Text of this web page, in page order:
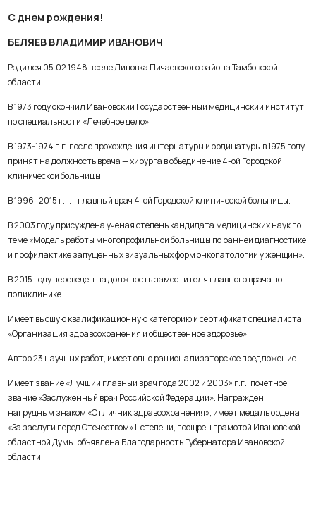
С днем рождения!
БЕЛЯЕВ ВЛАДИМИР ИВАНОВИЧ
Родился 05.02.1948 в селе Липовка Пичаевского района Тамбовской
области.
В 1973 году окончил Ивановский Государственный медицинский институт
по специальности «Лечебное дело».
В 1973-1974 г.г. после прохождения интернатуры и ординатуры в 1975 году
принят на должность врача — хирурга в объединение 4-ой Городской
клинической больницы.
В 1996 -2015 г.г. - главный врач 4-ой Городской клинической больницы.
В 2003 году присуждена ученая степень кандидата медицинских наук по
теме «Модель работы многопрофильной больницы по ранней диагностике
и профилактике запущенных визуальных форм онкопатологии у женщин».
В 2015 году переведен на должность заместителя главного врача по
поликлинике.
Имеет высшую квалификационную категорию и сертификат специалиста
«Организация здравоохранения и общественное здоровье».
Автор 23 научных работ, имеет одно рационализаторское предложение
Имеет звание «Лучший главный врач года 2002 и 2003» г.г., почетное
звание «Заслуженный врач Российской Федерации». Награжден
нагрудным знаком «Отличник здравоохранения», имеет медаль ордена
«За заслуги перед Отечеством» II степени, поощрен грамотой Ивановской
областной Думы, объявлена Благодарность Губернатора Ивановской
области.